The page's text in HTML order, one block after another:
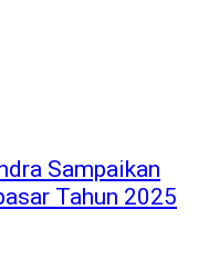
Sampaikan
Tahun 2025